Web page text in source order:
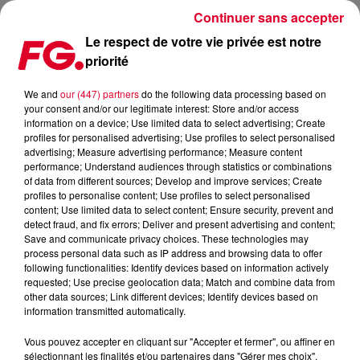
LE BUZZ DU LONDONIEN TIEKS
Publié : 22 juillet 2016 à 9h38 par La rédaction
Le respect de votre vie privée est notre
priorité
We and our (447) partnersdo the following data processing based on
your consent and/or our legitimate interest: Store and/or access
information on a device; Use limited data to select advertising; Create
profiles for personalised advertising; Use profiles to select personalised
advertising; Measure advertising performance; Measure content
performance; Understand audiences through statistics or combinations
of data from different sources; Develop and improve services; Create
profiles to personalise content; Use profiles to select personalised
content; Use limited data to select content; Ensure security, prevent and
detect fraud, and fix errors; Deliver and present advertising and content;
Save and communicate privacy choices. These technologies may
process personal data such as IP address and browsing data to offer
following functionalities: Identify devices based on information actively
requested; Use precise geolocation data; Match and combine data from
other data sources; Link different devices; Identify devices based on
information transmitted automatically.
Vous pouvez accepter en cliquant sur "Accepter et fermer", ou affiner en
sélectionnant les finalités et/ou partenaires dans "Gérer mes choix".
Continuer sans accepter